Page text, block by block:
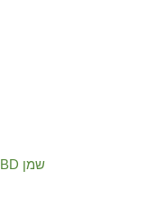
שמן CBD טהור MEDTERRA